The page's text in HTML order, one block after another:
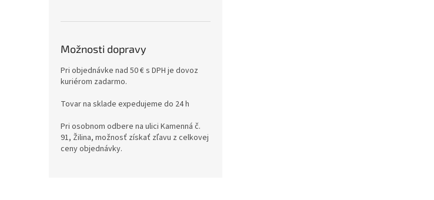
Možnosti dopravy
Pri objednávke nad 50 € s DPH je dovoz
kuriérom zadarmo.
Tovar na sklade expedujeme do 24 h
Pri osobnom odbere na ulici Kamenná č.
91, Žilina, možnosť získať zľavu z celkovej
ceny objednávky.